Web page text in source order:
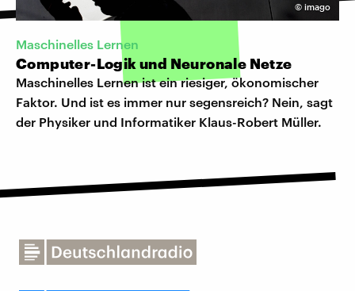
© imago
Maschinelles Lernen
Computer-Logik und Neuronale Netze
Maschinelles Lernen ist ein riesiger, ökonomischer
Faktor. Und ist es immer nur segensreich? Nein, sagt
der Physiker und Informatiker Klaus-Robert Müller.